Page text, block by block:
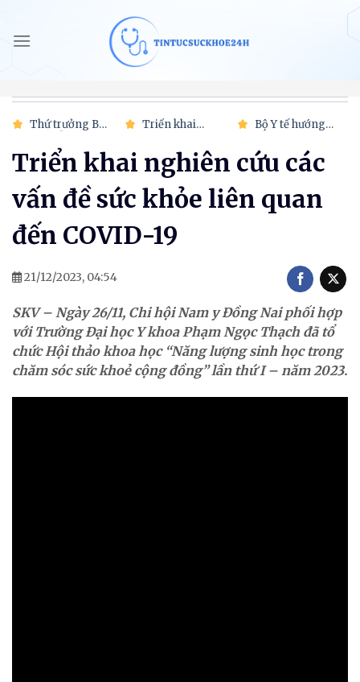
nội
Thứ trưởng Bộ
Tuyên tham dự
kỳ họp lần thứ
42 Đại Hội đồng
UNESCO
Triển khai
vấn đề sức khỏe
liên quan đến
COVID-19
Bộ Y tế hướng
trí việc làm
công chức
nghiệp vụ
y tế
Triển khai nghiên cứu các
vấn đề sức khỏe liên quan
đến COVID-19
21/12/2023, 04:54
SKV – Ngày 26/11, Chi hội Nam y Đồng Nai phối hợp
với Trường Đại học Y khoa Phạm Ngọc Thạch đã tổ
chức Hội thảo khoa học “Năng lượng sinh học trong
chăm sóc sức khoẻ cộng đồng” lần thứ I – năm 2023.